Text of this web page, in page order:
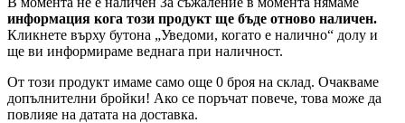
информация кога този продукт ще бъде отново наличен.
Кликнете върху бутона „Уведоми, когато е налично“ долу и
ще ви информираме веднага при наличност.
От този продукт имаме само още 0 броя на склад. Очакваме
допълнителни бройки! Ако се поръчат повече, това може да
повлияе на датата на доставка.